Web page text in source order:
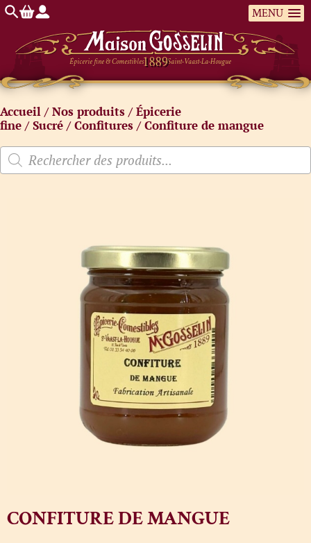
MENU
Épicerie fine & Comestibles Saint-Vaast-La-Hougue
Accueil /Nos produits /Épicerie
fine /Sucré /Confitures / Confiture de mangue
CONFITURE DE MANGUE